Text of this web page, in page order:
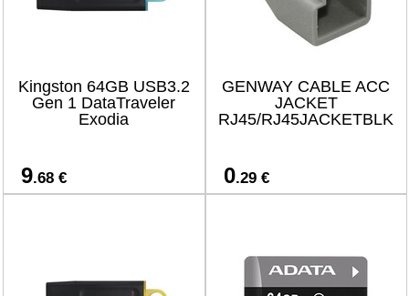
Kingston 64GB USB3.2
Gen 1 DataTraveler
Exodia
9.68 €
GENWAY CABLE ACC
JACKET
RJ45/RJ45JACKETBLK
0.29 €